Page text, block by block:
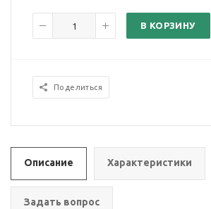
В КОРЗИНУ
Поделиться
Описание Характеристики
Задать вопрос